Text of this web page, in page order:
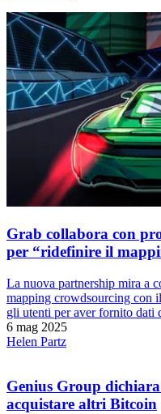
Grab collabora con
per “ridefinire il
La nuova partnership mira a
mapping crowdsourcing con
gli utenti per aver fornito dati
6 mag 2025
Helen Partz
Genius Group
acquistare altri Bitcoin